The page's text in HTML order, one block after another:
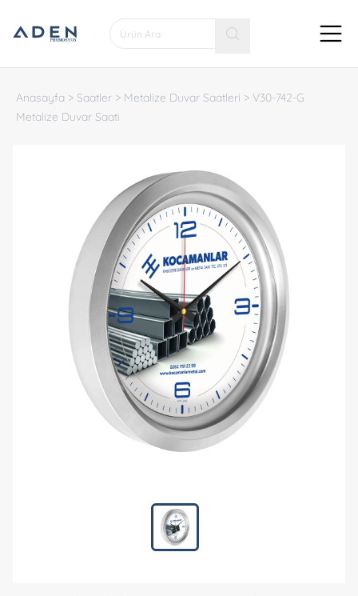
Anasayfa > Saatler > Metalize Duvar Saatleri > V30-742-G
Metalize Duvar Saati